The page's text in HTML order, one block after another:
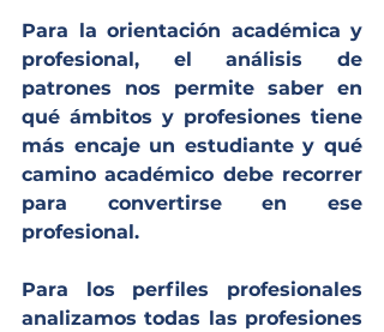
Para la orientación académica y
profesional, el análisis de
patrones nos permite saber en
qué ámbitos y profesiones tiene
más encaje un estudiante y qué
camino académico debe recorrer
para convertirse en ese
profesional.
Para los perfiles profesionales
analizamos todas las profesiones